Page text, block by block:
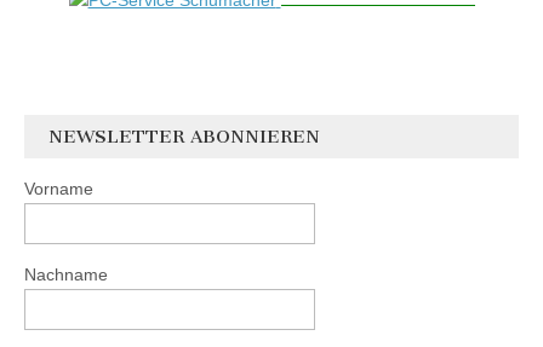
NEWSLETTER ABONNIEREN
Vorname
Nachname